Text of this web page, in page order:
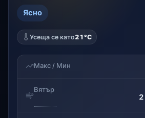
Ясно
Усеща се като21°C
Макс / Мин
Вятър